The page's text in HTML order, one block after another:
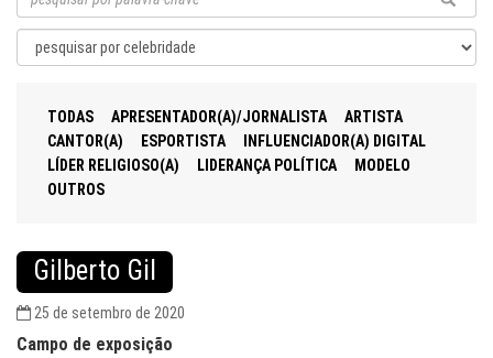
TODAS APRESENTADOR(A)/JORNALISTA
ARTISTA
CANTOR(A)
ESPORTISTA
INFLUENCIADOR(A) DIGITAL
LÍDER RELIGIOSO(A)
LIDERANÇA POLÍTICA
MODELO
OUTROS
Gilberto Gil
25 de setembro de 2020
Campo de exposição